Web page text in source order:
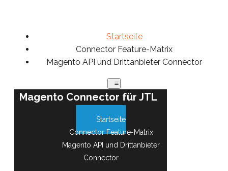
Startseite
Connector Feature-Matrix
Magento API und Drittanbieter Connector
Magento Connector für JTL
Startseite
Connector Feature-Matrix
Magento API und Drittanbieter
Connector